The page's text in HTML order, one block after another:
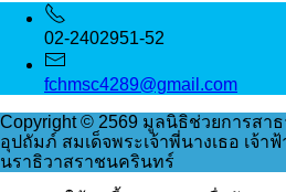
02-2402951-52
fchmsc4289@gmail.com
Copyright © 2569 มูลนิธิช่วยการส
อุปถัมภ์ สมเด็จพระเจ้าพี่นางเธอ เจ้
นราธิวาสราชนครินทร์